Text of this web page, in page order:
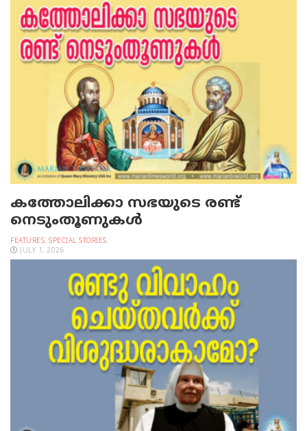
കത്തോലിക്കാ സഭയുടെ രണ്ട്
നെടുംതൂണുകള്‍
FEATURES, SPECIAL STORIES
JULY 1, 2026